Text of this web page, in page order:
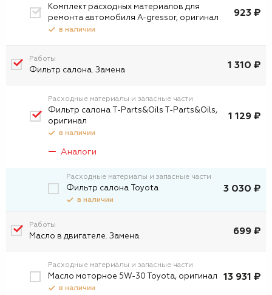
Комплект расходных материалов для
ремонта автомобиля A-gressor, оригинал
в наличии
923 ₽
Работы
Фильтр салона. Замена 1 310 ₽
Расходные материалы и запасные части
Фильтр салона T-Parts&Oils T-Parts&Oils,
оригинал
в наличии
1 129 ₽
Аналоги
Расходные материалы и запасные части
Фильтр салона Toyota
в наличии
3 030 ₽
Работы
Масло в двигателе. Замена. 699 ₽
Расходные материалы и запасные части
Масло моторное 5W-30 Toyota, оригинал
в наличии
13 931 ₽